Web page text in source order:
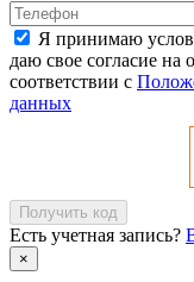
Я принимаю
даю свое согласие на
соответствии с
данных
Получить код
Есть учетная запись?
×